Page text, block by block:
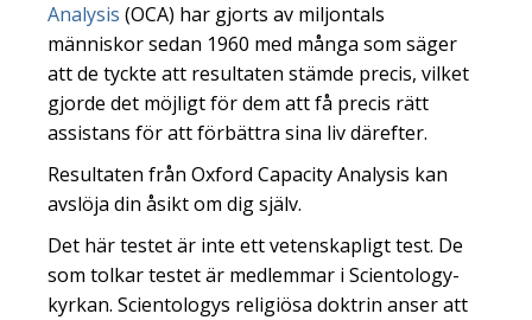
Analysis (OCA) har gjorts av miljontals
människor sedan 1960 med många som säger
att de tyckte att resultaten stämde precis, vilket
gjorde det möjligt för dem att få precis rätt
assistans för att förbättra sina liv därefter.
Resultaten från Oxford Capacity Analysis kan
avslöja din åsikt om dig själv.
Det här testet är inte ett vetenskapligt test. De
som tolkar testet är medlemmar i Scientology-
kyrkan. Scientologys religiösa doktrin anser att